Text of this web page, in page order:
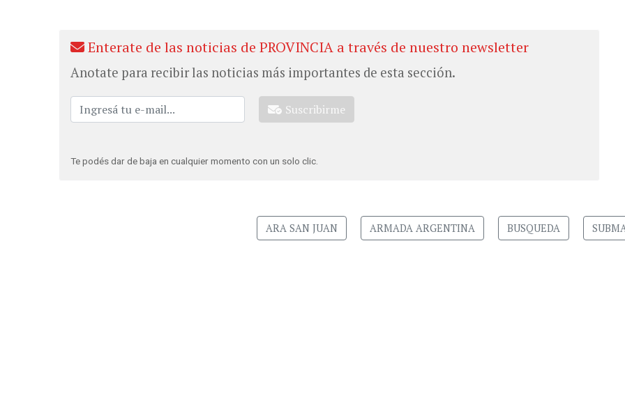
Enterate de las noticias de PROVINCIA a través de nuestro newsletter
Anotate para recibir las noticias más importantes de esta sección.
Suscribirme
Te podés dar de baja en cualquier momento con un solo clic.
ARA SAN JUAN ARMADA ARGENTINA BUSQUEDA